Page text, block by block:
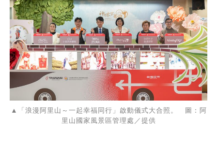
▲「浪漫阿里山～一起幸福同行」啟動儀式大合照。 圖：阿
里山國家風景區管理處／提供